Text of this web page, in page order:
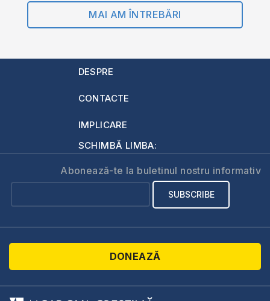
MAI AM ÎNTREBĂRI
DESPRE
CONTACTE
IMPLICARE
SCHIMBĂ LIMBA:
Abonează-te la buletinul nostru informativ
DONEAZĂ